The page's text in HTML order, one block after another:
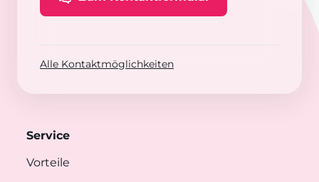
Alle Kontaktmöglichkeiten
Service
Vorteile